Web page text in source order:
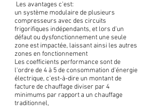
Les avantages c'est:
un système modulaire de plusieurs
compresseurs avec des circuits
frigorifiques indépendants, et lors d'un
défaut ou dysfonctionnement une seule
zone est impactée, laissant ainsi les autres
zones en fonctionnement
Les coefficients performance sont de
l'ordre de 4 à 5 de consommation d'énergie
électrique, c'est-à-dire un montant de
facture de chauffage diviser par 4
minimums par rapport a un chauffage
traditionnel,